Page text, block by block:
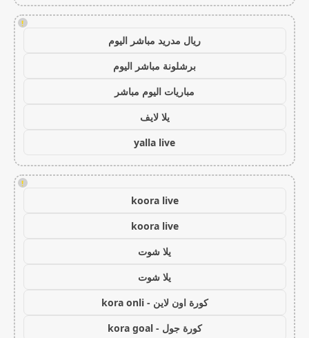
!
ريال مدريد مباشر اليوم
برشلونة مباشر اليوم
مباريات اليوم مباشر
يلا لايف
yalla live
!
koora live
koora live
يلا شوت
يلا شوت
كورة اون لاين - kora onli
كورة جول - kora goal